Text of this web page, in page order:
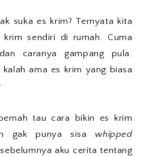
suka es krim? Ternyata kita
sendiri di rumah. Cuma
caranya gampang pula.
ama es krim yang biasa
tau cara bikin es krim
gak punya sisawhipped
aku cerita tentang